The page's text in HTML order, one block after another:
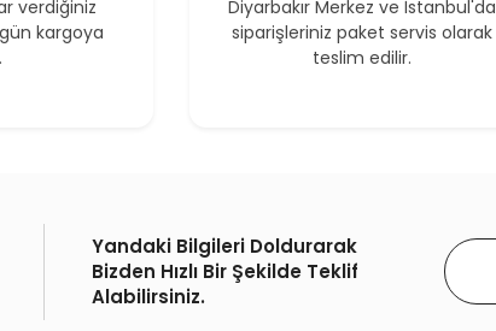
verdiğiniz
kargoya
Diyarbakır Merkez ve İstanbul'da
siparişleriniz paket servis olarak
teslim edilir.
Yandaki Bilgileri Doldurarak
Bizden Hızlı Bir Şekilde Teklif
Alabilirsiniz.